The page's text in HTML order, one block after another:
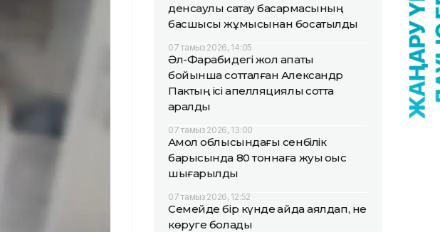
денсаулық сақтау басқармасының
басшысы жұмысынан босатылды
07 тамыз 2026, 14:05
Әл-Фарабидегі жол апаты
бойынша сотталған Александр
Пактың ісі апелляциялық сотта
қаралды
07 тамыз 2026, 13:00
Ақмол облысындағы сенбілік
барысында 80 тоннаға жуық қоқыс
шығарылды
07 тамыз 2026, 12:52
Семейде бір күнде қайда аялдап, не
көруге болады